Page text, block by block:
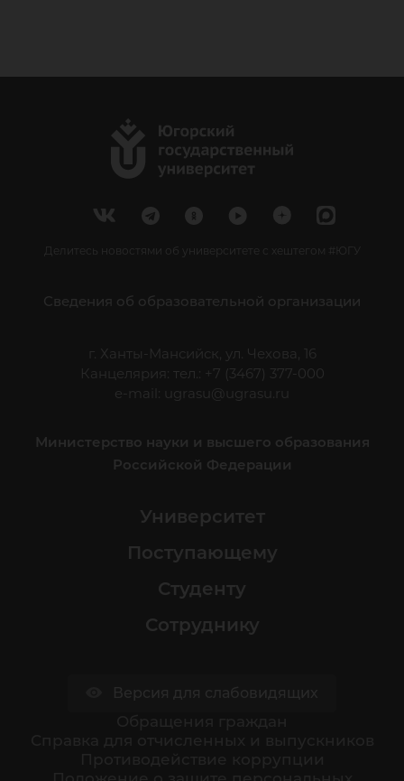
Делитесь новостями об университете с хештегом #ЮГУ
Сведения об образовательной организации
г. Ханты-Мансийск, ул. Чехова, 16
Канцелярия: тел.: +7 (3467) 377-000
e-mail:
ugrasu@ugrasu.ru
Министерство науки и высшего образования
Российской Федерации
Университет
Поступающему
Студенту
Сотруднику